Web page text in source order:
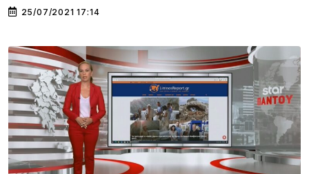
25/07/2021 17:14